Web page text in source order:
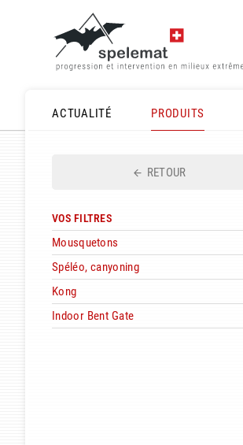
ACTUALITÉ
PRODUITS
RETOUR
VOS FILTRES
Mousquetons
Spéléo, canyoning
Kong
Indoor Bent Gate